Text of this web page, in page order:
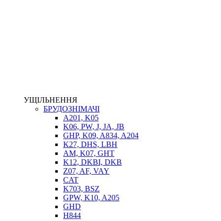
ВТУЛКИ
УЩІЛЬНЕННЯ
БРУДОЗНІМАЧІ
A201, K05
K06, PW, J, JA, JB
GHP, K09, A834, A204
K27, DHS, LBH
AM, K07, GHT
K12, DKBI, DKB
Z07, AF, VAY
CAT
K703, BSZ
GPW, K10, A205
GHD
H844